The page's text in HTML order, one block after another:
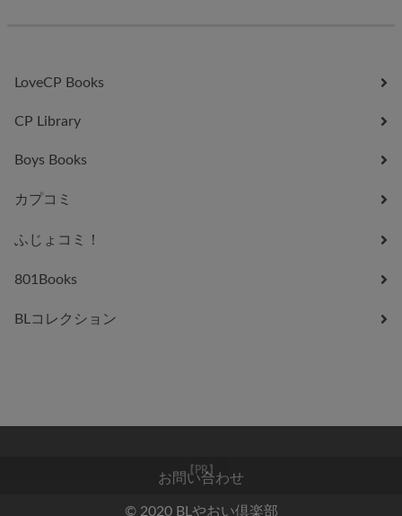
LoveCP Books
CP Library
Boys Books
カプコミ
ふじょコミ！
801Books
BLコレクション
お問い合わせ
© 2020 BLやおい倶楽部